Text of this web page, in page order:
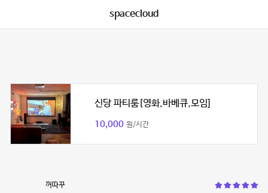
spacecloud
신당 파티룸[영화,바베큐,모임]
10,000 원/시간
꺼따꾸